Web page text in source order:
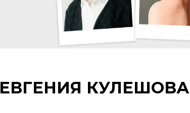
ЕВГЕНИЯ КУЛЕШОВА